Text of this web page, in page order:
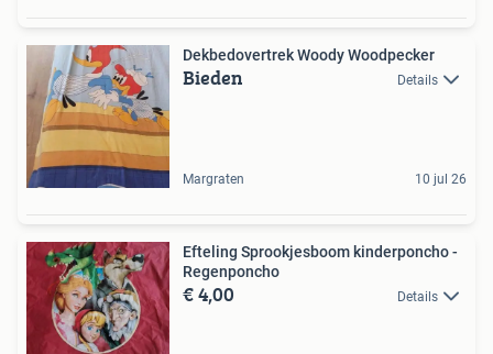
Dekbedovertrek Woody Woodpecker
Bieden Details
Margraten 10 jul 26
Efteling Sprookjesboom kinderponcho -
Regenponcho
€ 4,00 Details